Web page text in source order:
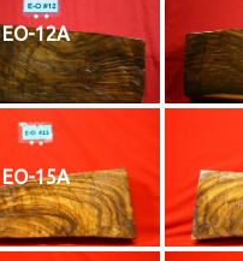
EO-12A
EO-15A